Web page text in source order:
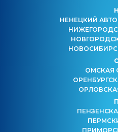
Н
НЕНЕЦКИЙ
ОМСКАЯ
П